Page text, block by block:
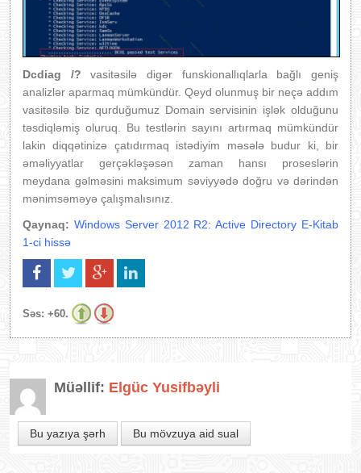
Dcdiag /?vasitəsilə digər funskionallıqlarla bağlı geniş
analizlər aparmaq mümkündür. Qeyd olunmuş bir neçə addım
vasitəsilə biz qurduğumuz Domain servisinin işlək olduğunu
təsdiqləmiş oluruq. Bu testlərin sayını artırmaq mümkündür
lakin diqqətinizə çatıdırmaq istədiyim məsələ budur ki, bir
əməliyyatlar gerçəkləşəsən zaman hansı proseslərin
meydana gəlməsini maksimum səviyyədə doğru və dərindən
mənimsəməyə çalışmalısınız.
Qaynaq: Windows Server 2012 R2: Active Directory E-Kitab
1-ci hissə
Səs: +60.
Müəllif: Elgüc Yusifbəyli
Bu yazıya şərh Bu mövzuya aid sual